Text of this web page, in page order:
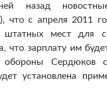
назад
), что с апреля 2011
штатных мест для
что зарплату им
Сердюков
установлена